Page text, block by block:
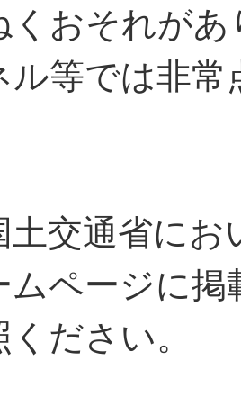
くおそれが
等では非常
土交通省に
ムページに
ださい。